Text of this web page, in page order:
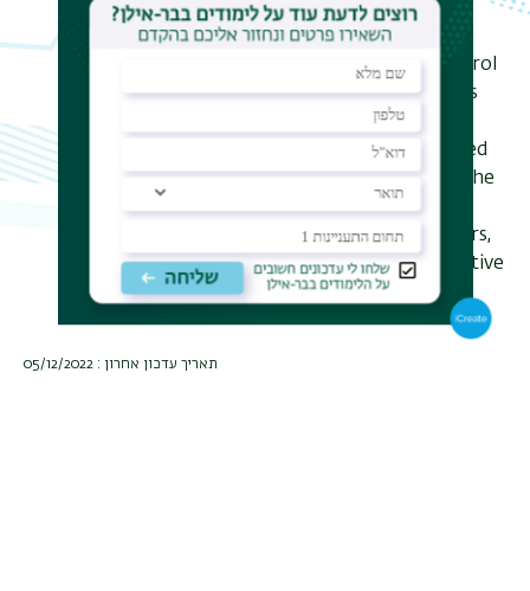
of these dimers by a selective laser
induced potential. This scheme is
executed by a simple coherent control
technique, which selectively subjects
one of the dimers to a dark (null)
potential while the other is subjected
to a bright potential. I will present the
theoretical background for the
selective selection rules of the dimers,
and explain the mechanism of selective
potentials
תאריך עדכון אחרון : 05/12/2022